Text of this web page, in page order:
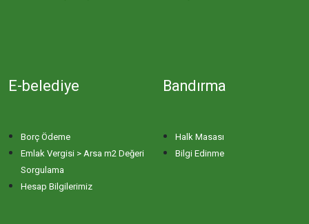
ERİKLİ MAHALLESİ
ESKİZİRAATLİ MAHALLESİ
E-belediye
Borç Ödeme
Emlak Vergisi > Arsa m2 Değeri
Sorgulama
Hesap Bilgilerimiz
Bandırma
Halk Masası
Bilgi Edinme